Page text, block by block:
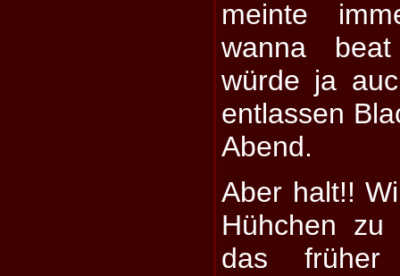
meinte
wanna
würde ja
entlassen
Abend.
Aber halt!!
Hühchen
das